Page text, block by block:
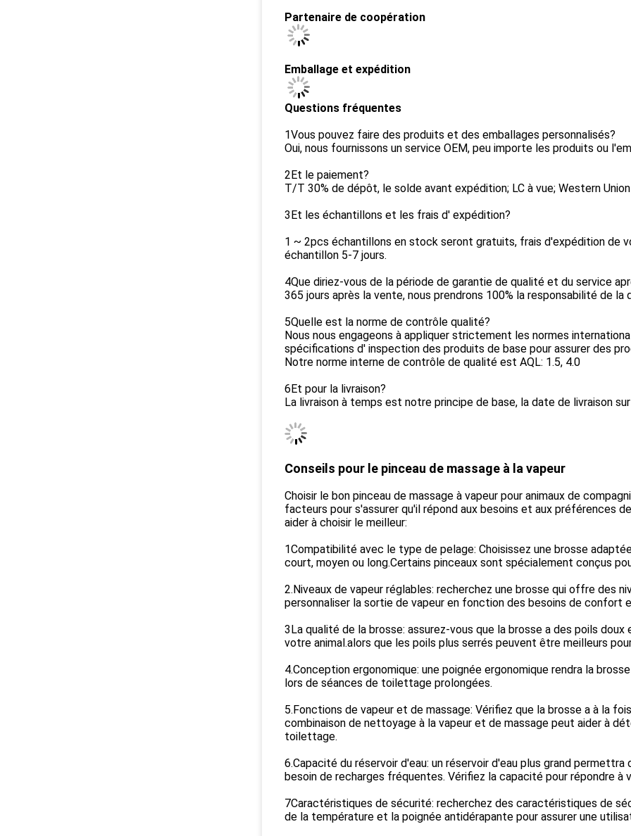
Partenaire de coopération
Emballage et expédition
Questions fréquentes
1Vous pouvez faire des produits et des emballages personnalisés?
Oui, nous fournissons un service OEM, peu importe les produits ou
2Et le paiement?
T/T 30% de dépôt, le solde avant expédition; LC à vue; Western Union
3Et les échantillons et les frais d' expédition?
1 ~ 2pcs échantillons en stock seront gratuits, frais d'expédition de
échantillon 5-7 jours.
4Que diriez-vous de la période de garantie de qualité et du service
365 jours après la vente, nous prendrons 100% la responsabilité de la
5Quelle est la norme de contrôle qualité?
Nous nous engageons à appliquer strictement les normes
spécifications d' inspection des produits de base pour assurer des
Notre norme interne de contrôle de qualité est AQL: 1.5, 4.0
6Et pour la livraison?
La livraison à temps est notre principe de base, la date de livraison
Conseils pour le pinceau de massage à la vapeur
Choisir le bon pinceau de massage à vapeur pour animaux de
facteurs pour s'assurer qu'il répond aux besoins et aux préférences
aider à choisir le meilleur:
1Compatibilité avec le type de pelage: Choisissez une brosse
court, moyen ou long.Certains pinceaux sont spécialement conçus
2.Niveaux de vapeur réglables: recherchez une brosse qui offre des
personnaliser la sortie de vapeur en fonction des besoins de confort
3La qualité de la brosse: assurez-vous que la brosse a des poils
votre animal.alors que les poils plus serrés peuvent être meilleurs
4.Conception ergonomique: une poignée ergonomique rendra la
lors de séances de toilettage prolongées.
5.Fonctions de vapeur et de massage: Vérifiez que la brosse a à la
combinaison de nettoyage à la vapeur et de massage peut aider à
toilettage.
6.Capacité du réservoir d'eau: un réservoir d'eau plus grand
besoin de recharges fréquentes. Vérifiez la capacité pour répondre à
7Caractéristiques de sécurité: recherchez des caractéristiques de
de la température et la poignée antidérapante pour assurer une